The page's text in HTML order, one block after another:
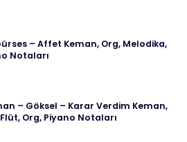
– Affet Keman, Org, Melodika,
Notaları
– Göksel – Karar Verdim Keman,
Org, Piyano Notaları